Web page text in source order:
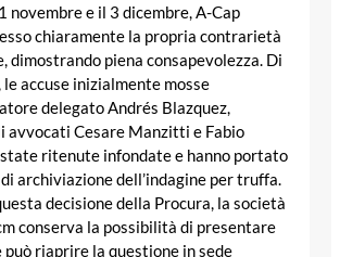
novembre e il 3 dicembre, A-Cap
chiaramente la propria contrarietà
dimostrando piena consapevolezza. Di
le accuse inizialmente mosse
delegato Andrés Blazquez,
avvocati Cesare Manzitti e Fabio
state ritenute infondate e hanno portato
archiviazione dell’indagine per truffa.
decisione della Procura, la società
conserva la possibilità di presentare
può riaprire la questione in sede